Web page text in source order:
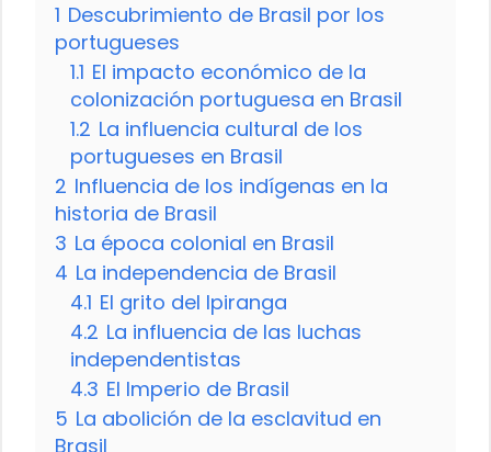
1 Descubrimiento de Brasil por los
portugueses
1.1 El impacto económico de la
colonización portuguesa en Brasil
1.2 La influencia cultural de los
portugueses en Brasil
2 Influencia de los indígenas en la
historia de Brasil
3 La época colonial en Brasil
4 La independencia de Brasil
4.1 El grito del Ipiranga
4.2 La influencia de las luchas
independentistas
4.3 El Imperio de Brasil
5 La abolición de la esclavitud en
Brasil